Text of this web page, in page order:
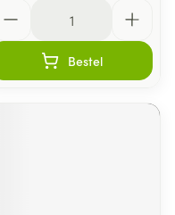
Bestel